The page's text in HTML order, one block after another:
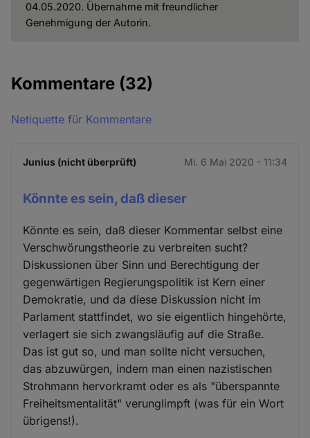
04.05.2020. Übernahme mit freundlicher
Genehmigung der Autorin.
Kommentare (32)
Netiquette für Kommentare
Junius (nicht überprüft) Mi. 6 Mai 2020 - 11:34
Könnte es sein, daß dieser
Könnte es sein, daß dieser Kommentar selbst eine
Verschwörungstheorie zu verbreiten sucht?
Diskussionen über Sinn und Berechtigung der
gegenwärtigen Regierungspolitik ist Kern einer
Demokratie, und da diese Diskussion nicht im
Parlament stattfindet, wo sie eigentlich hingehörte,
verlagert sie sich zwangsläufig auf die Straße.
Das ist gut so, und man sollte nicht versuchen,
das abzuwürgen, indem man einen nazistischen
Strohmann hervorkramt oder es als "überspannte
Freiheitsmentalität" verunglimpft (was für ein Wort
übrigens!).